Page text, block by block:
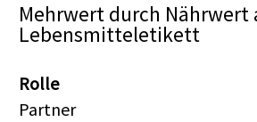
Mehrwert durch Nährwert
Lebensmitteletikett
Rolle
Partner